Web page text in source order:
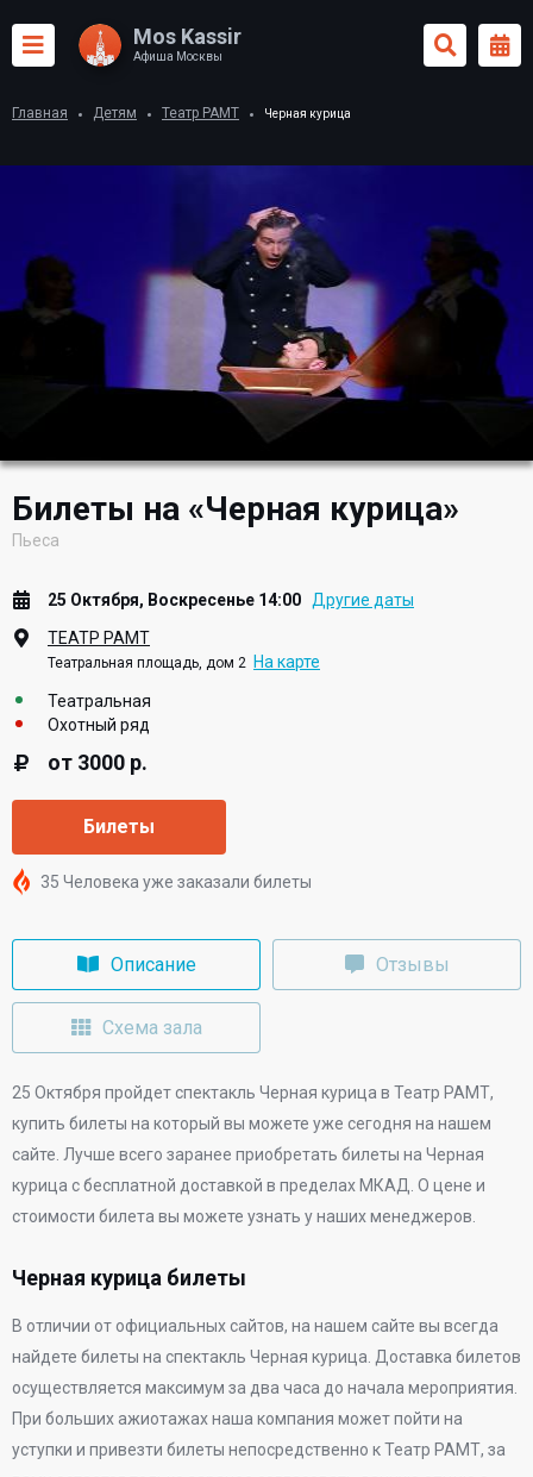
Mos Kassir
Афиша Москвы
Главная Детям Театр РАМТ Черная курица
Билеты на «Черная курица»
Пьеса
25 Октября, Воскресенье 14:00
Другие даты
ТЕАТР РАМТ
Театральная площадь, дом 2 На карте
Театральная
Охотный ряд
от 3000 р.
Билеты
35 Человека уже заказали билеты
Описание Отзывы
Схема зала
25 Октября пройдет спектакль Черная курица в Театр РАМТ,
купить билеты на который вы можете уже сегодня на нашем
сайте. Лучше всего заранее приобретать билеты на Черная
курица с бесплатной доставкой в пределах МКАД. О цене и
стоимости билета вы можете узнать у наших менеджеров.
Черная курица билеты
В отличии от официальных сайтов, на нашем сайте вы всегда
найдете билеты на спектакль Черная курица. Доставка билетов
осуществляется максимум за два часа до начала мероприятия.
При больших ажиотажах наша компания может пойти на
уступки и привезти билеты непосредственно кТеатр РАМТ, за